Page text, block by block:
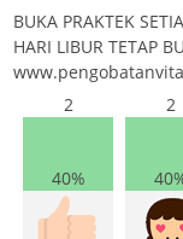
BUKA PRAKTEK
HARI LIBUR TETAP
2
40%
2